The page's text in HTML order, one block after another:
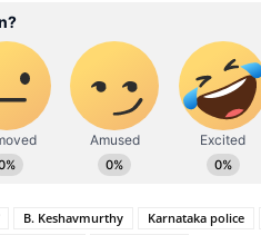
B. Keshavmurthy Karnataka police